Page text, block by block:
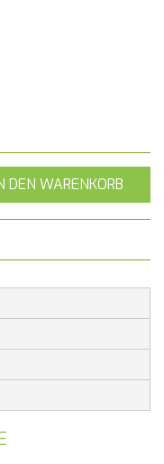
DEN WARENKORB